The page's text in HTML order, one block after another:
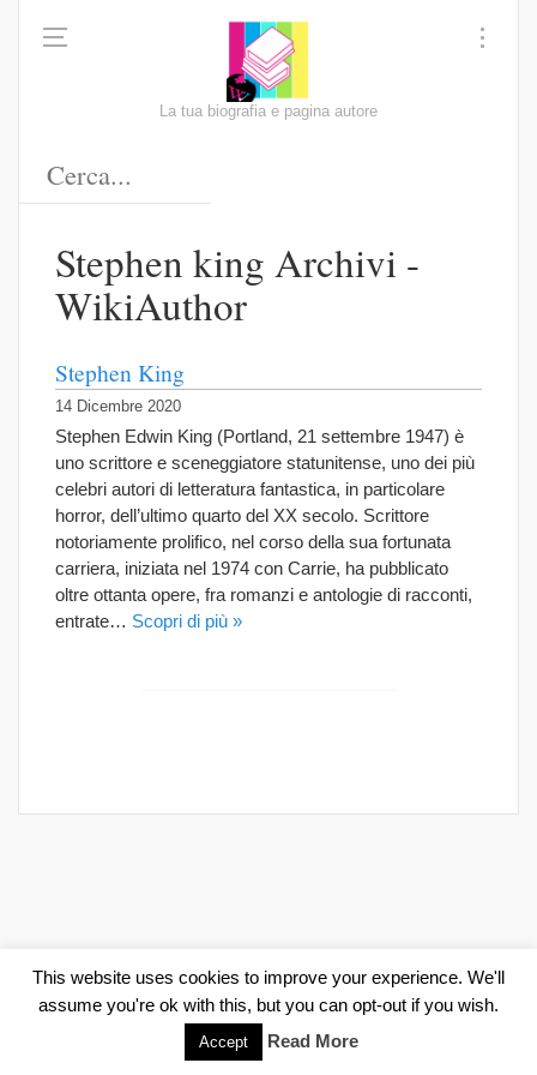
La tua biografia e pagina autore
Stephen king Archivi -
WikiAuthor
Stephen King
14 Dicembre 2020
Stephen Edwin King (Portland, 21 settembre 1947) è
uno scrittore e sceneggiatore statunitense, uno dei più
celebri autori di letteratura fantastica, in particolare
horror, dell’ultimo quarto del XX secolo. Scrittore
notoriamente prolifico, nel corso della sua fortunata
carriera, iniziata nel 1974 con Carrie, ha pubblicato
oltre ottanta opere, fra romanzi e antologie di racconti,
entrate… Scopri di più »
This website uses cookies to improve your experience. We'll
assume you're ok with this, but you can opt-out if you wish.
Accept Read More